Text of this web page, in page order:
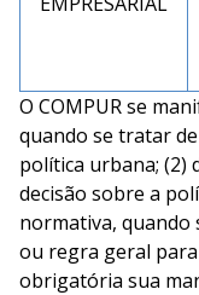
O COMPUR se
quando se tratar
política urbana; (2)
decisão sobre a
normativa,
ou regra geral
obrigatória sua